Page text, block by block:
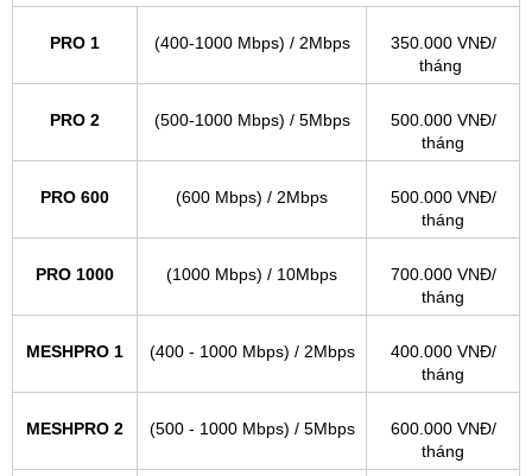
PRO 1 (400-1000 Mbps) / 2Mbps
350.000 VNĐ/
tháng
PRO 2 (500-1000 Mbps) / 5Mbps
500.000 VNĐ/
tháng
PRO 600 (600 Mbps) / 2Mbps
500.000 VNĐ/
tháng
PRO 1000 (1000 Mbps) / 10Mbps
700.000 VNĐ/
tháng
MESHPRO 1 (400 - 1000 Mbps) / 2Mbps
400.000 VNĐ/
tháng
MESHPRO 2 (500 - 1000 Mbps) / 5Mbps
600.000 VNĐ/
tháng